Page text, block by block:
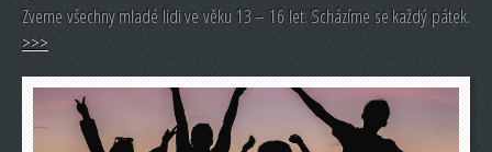
Zveme všechny mladé lidi ve věku 13 – 16 let. Scházíme se každý pátek.
>>>